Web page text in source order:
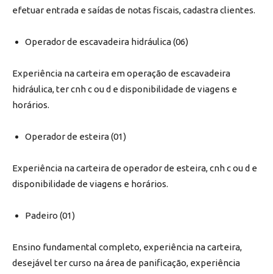
efetuar entrada e saídas de notas fiscais, cadastra clientes.
Operador de escavadeira hidráulica (06)
Experiência na carteira em operação de escavadeira
hidráulica, ter cnh c ou d e disponibilidade de viagens e
horários.
Operador de esteira (01)
Experiência na carteira de operador de esteira, cnh c ou d e
disponibilidade de viagens e horários.
Padeiro (01)
Ensino fundamental completo, experiência na carteira,
desejável ter curso na área de panificação, experiência